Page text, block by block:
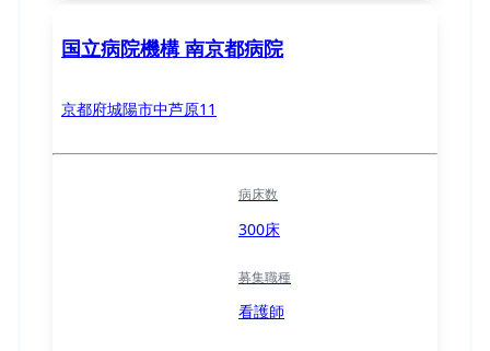
国立病院機構 南京都病院
京都府城陽市中芦原11
病床数
300床
募集職種
看護師